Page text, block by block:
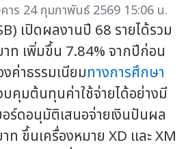
าร 24 กุมภาพันธ์ 2569 15:06 น.
เปิดผลงานปี 68 รายได้รวม
ท เพิ่มขึ้น 7.84% จากปีก่อน
ค่าธรรมเนียมทางการศึกษา
คุมต้นทุนค่าใช้จ่ายได้อย่างมี
ร์ดอนุมัติเสนอจ่ายเงินปันผล
ท ขึ้นเครื่องหมาย XD และ XM